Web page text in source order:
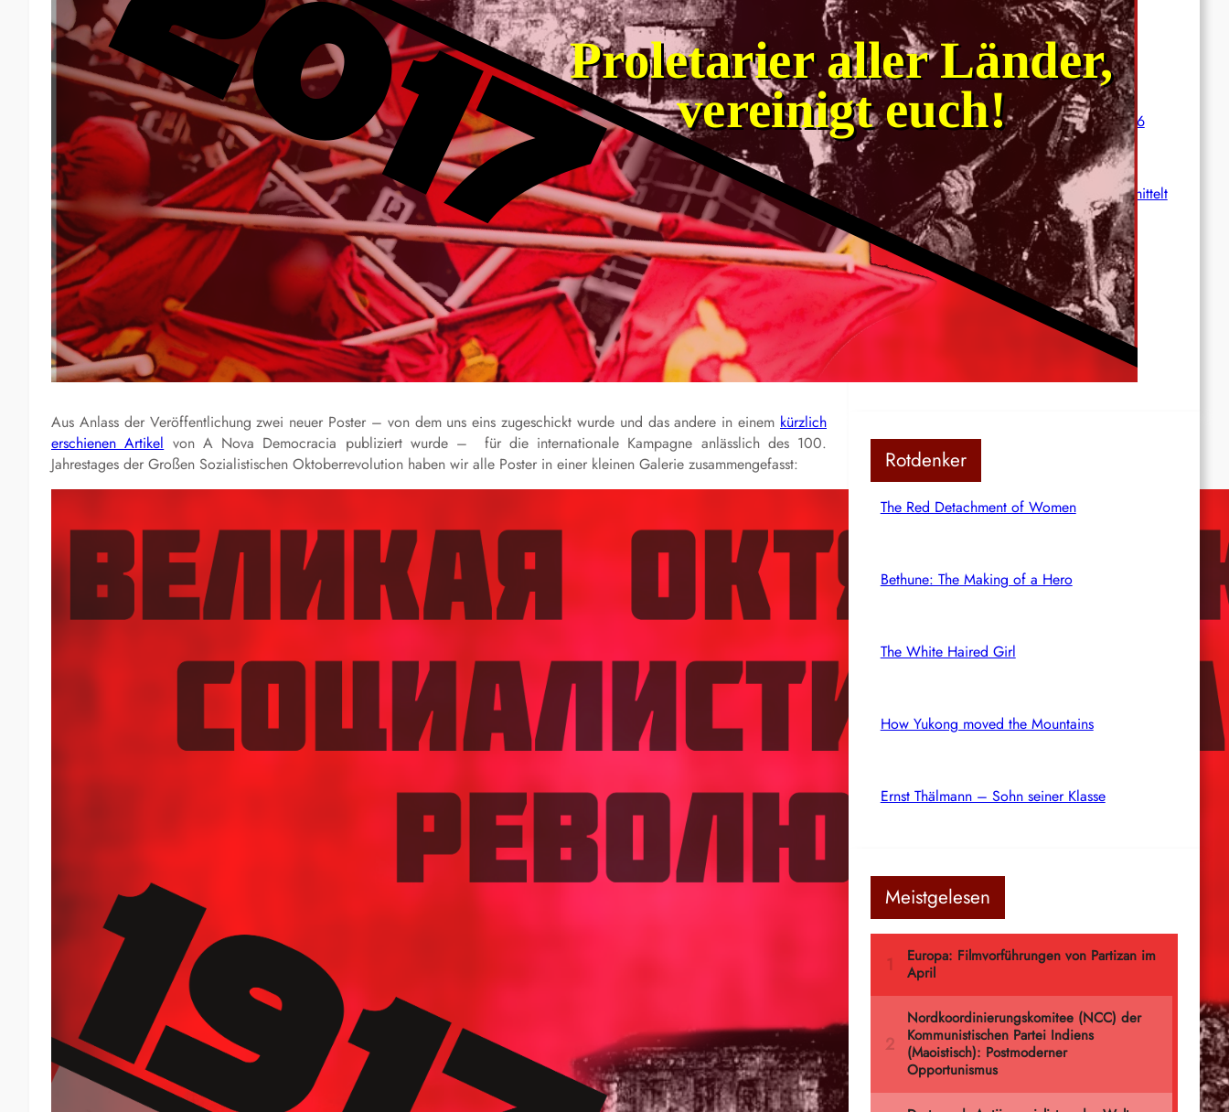
Aus Anlass der Veröffentlichung zwei neuer Poster – von dem uns eins zugeschickt wurde und das andere in einem kürzlich
erschienen Artikel von A Nova Democracia publiziert wurde – für die internationale Kampagne anlässlich des 100.
Jahrestages der Großen Sozialistischen Oktoberrevolution haben wir alle Poster in einer kleinen Galerie zusammengefasst:
wächst
International: Aufruf zu einer
Solidaritätswoche mit anarchistischen
Gefangenen vom 23. bis 30. August 2026
Deutschland: Der Inlandsgeheimdienst ermittelt
gegen „Prosfygika“
Rote Post #96
Rotdenker
The Red Detachment of Women
Bethune: The Making of a Hero
The White Haired Girl
How Yukong moved the Mountains
Ernst Thälmann – Sohn seiner Klasse
Meistgelesen